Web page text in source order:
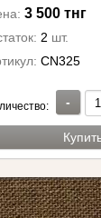
3 500 тнг
2 шт.
CN325
-